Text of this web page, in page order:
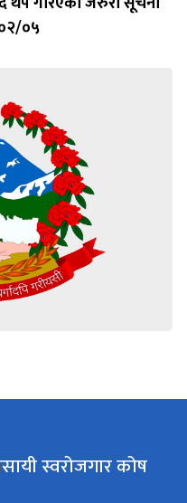
थप गरिएको जरुरी सूचना
०५
स्वरोजगार कोष